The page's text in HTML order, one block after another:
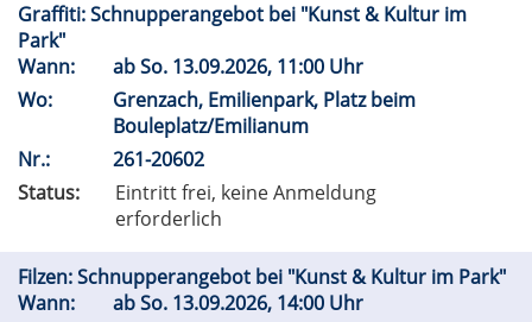
Graffiti: Schnupperangebot bei "Kunst & Kultur im
Park"
Wann:
abSo. 13.09.2026, 11:00 Uhr
Wo:
Grenzach, Emilienpark, Platz beim
Bouleplatz/Emilianum
Nr.:
261-20602
Status:
Eintritt frei, keine Anmeldung
erforderlich
Filzen: Schnupperangebot bei "Kunst & Kultur im Park"
Wann:
abSo. 13.09.2026, 14:00 Uhr